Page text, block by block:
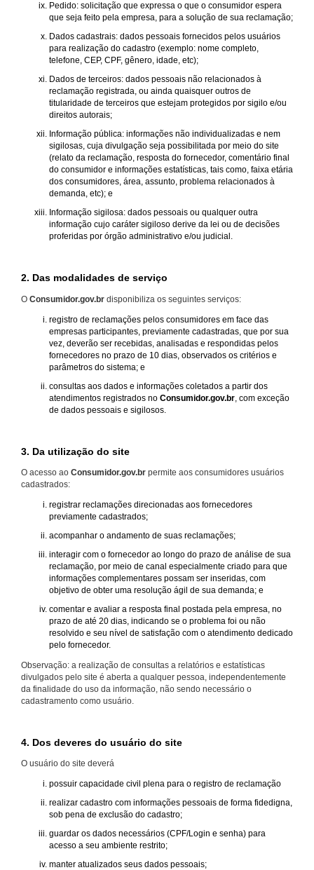
Pedido: solicitação que expressa o que o consumidor espera
que seja feito pela empresa, para a solução de sua reclamação;
Dados cadastrais: dados pessoais fornecidos pelos usuários
para realização do cadastro (exemplo: nome completo,
telefone, CEP, CPF, gênero, idade, etc);
Dados de terceiros: dados pessoais não relacionados à
reclamação registrada, ou ainda quaisquer outros de
titularidade de terceiros que estejam protegidos por sigilo e/ou
direitos autorais;
Informação pública: informações não individualizadas e nem
sigilosas, cuja divulgação seja possibilitada por meio do site
(relato da reclamação, resposta do fornecedor, comentário final
do consumidor e informações estatísticas, tais como, faixa etária
dos consumidores, área, assunto, problema relacionados à
demanda, etc); e
Informação sigilosa: dados pessoais ou qualquer outra
informação cujo caráter sigiloso derive da lei ou de decisões
proferidas por órgão administrativo e/ou judicial.
2. Das modalidades de serviço
O Consumidor.gov.br disponibiliza os seguintes serviços:
registro de reclamações pelos consumidores em face das
empresas participantes, previamente cadastradas, que por sua
vez, deverão ser recebidas, analisadas e respondidas pelos
fornecedores no prazo de 10 dias, observados os critérios e
parâmetros do sistema; e
consultas aos dados e informações coletados a partir dos
atendimentos registrados no Consumidor.gov.br , com exceção
de dados pessoais e sigilosos.
3. Da utilização do site
O acesso ao Consumidor.gov.br permite aos consumidores usuários
cadastrados:
registrar reclamações direcionadas aos fornecedores
previamente cadastrados;
acompanhar o andamento de suas reclamações;
interagir com o fornecedor ao longo do prazo de análise de sua
reclamação, por meio de canal especialmente criado para que
informações complementares possam ser inseridas, com
objetivo de obter uma resolução ágil de sua demanda; e
comentar e avaliar a resposta final postada pela empresa, no
prazo de até 20 dias, indicando se o problema foi ou não
resolvido e seu nível de satisfação com o atendimento dedicado
pelo fornecedor.
Observação: a realização de consultas a relatórios e estatísticas
divulgados pelo site é aberta a qualquer pessoa, independentemente
da finalidade do uso da informação, não sendo necessário o
cadastramento como usuário.
4. Dos deveres do usuário do site
O usuário do site deverá
possuir capacidade civil plena para o registro de reclamação
realizar cadastro com informações pessoais de forma fidedigna,
sob pena de exclusão do cadastro;
guardar os dados necessários (CPF/Login e senha) para
acesso a seu ambiente restrito;
manter atualizados seus dados pessoais;